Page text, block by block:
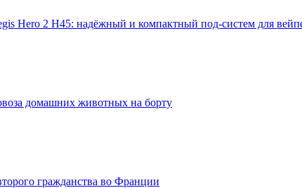
Hero 2 H45: надёжный и компактный под-систем для
домашних животных на борту
гражданства во Франции